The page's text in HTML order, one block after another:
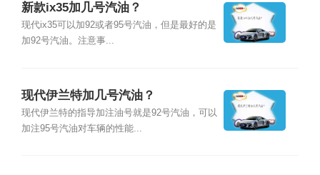
新款ix35加几号汽油？
现代ix35可以加92或者95号汽油，但是最好的是
加92号汽油。注意事...
现代伊兰特加几号汽油？
现代伊兰特的指导加注油号就是92号汽油，可以
加注95号汽油对车辆的性能...